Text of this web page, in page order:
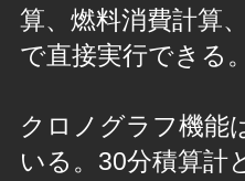
算、燃料消費計算
で直接実行できる
クロノグラフ機能
いる。30分積算計